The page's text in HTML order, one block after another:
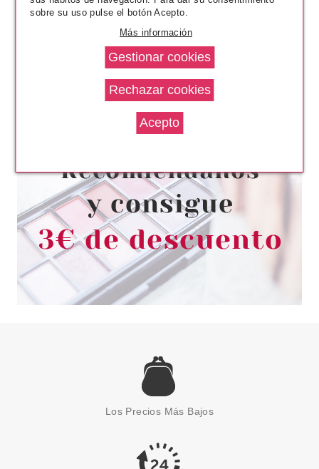
CHRISTIAN DIOR
BAÑO 200 ML
CHRISTIAN DIOR
CHRISTIAN DIOR POISON GIRL
EDP 50 ML
65.99€
Los Precios Más Bajos
sobre su uso pulse el botón Acepto.
Más información